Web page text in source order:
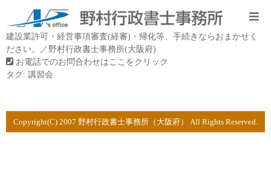
建設業許可・経営事項審査(経審)・帰化等、手続きならおまかせく
ださい。／野村行政書士事務所(大阪府)
お電話でのお問合わせはここをクリック
タグ: 講習会
Copyright(C) 2007 野村行政書士事務所（大阪府） All Rights Reserved.